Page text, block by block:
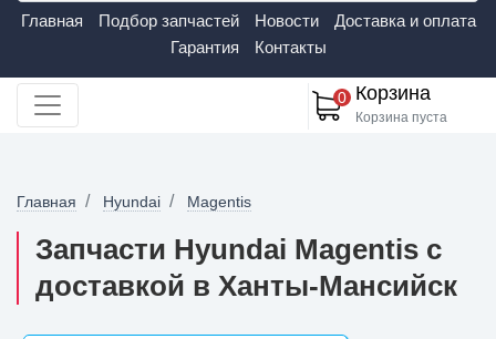
Главная Подбор запчастей Новости
Доставка и оплата
Гарантия
Контакты
0 Корзина
Корзина пуста
Главная Hyundai Magentis
Запчасти Hyundai Magentis с
доставкой в Ханты-Мансийск